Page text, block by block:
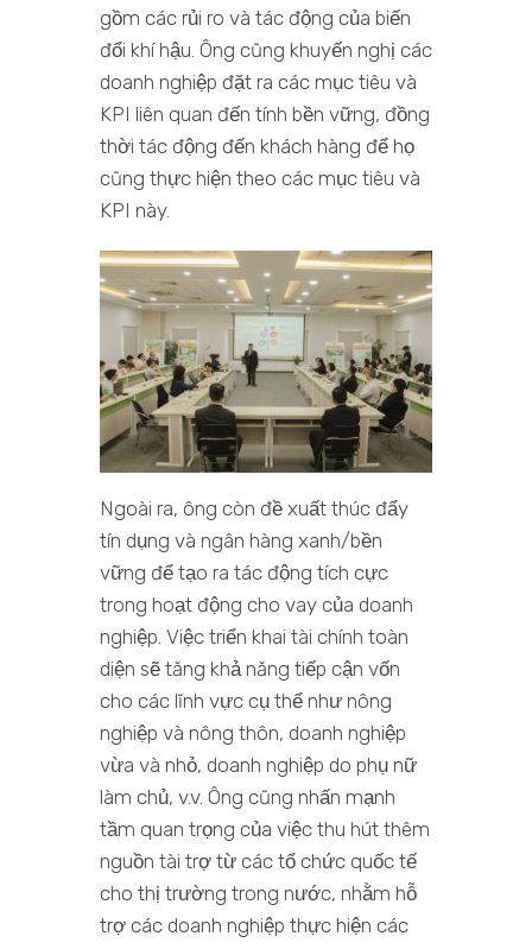
gồm các rủi ro và tác động của biến
đổi khí hậu. Ông cũng khuyến nghị các
doanh nghiệp đặt ra các mục tiêu và
KPI liên quan đến tính bền vững, đồng
thời tác động đến khách hàng để họ
cũng thực hiện theo các mục tiêu và
KPI này.
Ngoài ra, ông còn đề xuất thúc đẩy
tín dụng và ngân hàng xanh/bền
vững để tạo ra tác động tích cực
trong hoạt động cho vay của doanh
nghiệp. Việc triển khai tài chính toàn
diện sẽ tăng khả năng tiếp cận vốn
cho các lĩnh vực cụ thể như nông
nghiệp và nông thôn, doanh nghiệp
vừa và nhỏ, doanh nghiệp do phụ nữ
làm chủ, v.v. Ông cũng nhấn mạnh
tầm quan trọng của việc thu hút thêm
nguồn tài trợ từ các tổ chức quốc tế
cho thị trường trong nước, nhằm hỗ
trợ các doanh nghiệp thực hiện các